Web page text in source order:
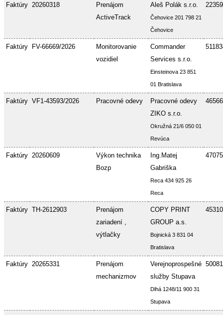
Faktúry 20260318
Prenájom
ActiveTrack
Aleš Polák s.r.o.
Čehovice 201 798 21
Čehovice
Faktúry FV-66669/2026
Monitorovanie
vozidiel
Commander
Services s.r.o.
Einsteinova 23 851
01 Bratislava
Faktúry VF1-43593/2026 Pracovné odevy
Pracovné odevy
ZIKO s.r.o.
Okružná 21/6 050 01
Revúca
Faktúry 20260609
Výkon technika
Bozp
Ing.Matej
Gabriška
Reca 434 925 26
Reca
Faktúry TH-2612903
Prenájom
zariadení ,
výtlačky
COPY PRINT
GROUP a.s.
Bojnická 3 831 04
Bratislava
Faktúry 20265331
Prenájom
mechanizmov
Verejnoprospešné
služby Stupava
Dlhá 1248/11 900 31
Stupava